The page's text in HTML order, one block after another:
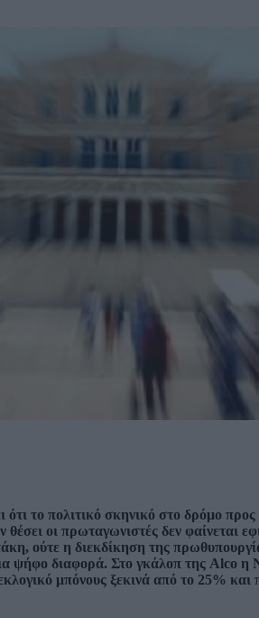
το πολιτικό σκηνικό στο δρόμο
οι πρωταγωνιστές δεν φαίνεται
ούτε η διεκδίκηση της
ψήφο διαφορά. Στο γκάλοπ της Alco
μπόνους ξεκινά από το 25%